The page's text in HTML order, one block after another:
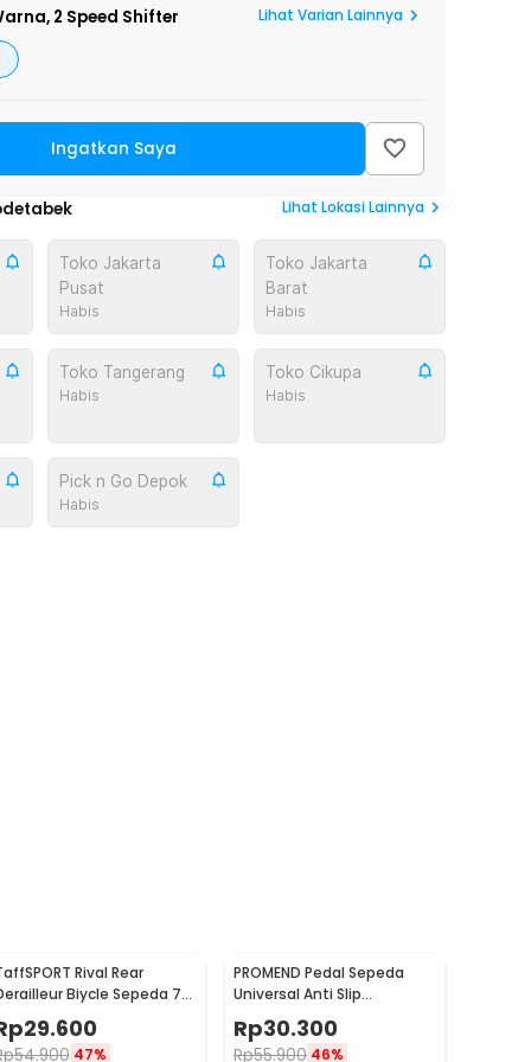
2 Speed Shifter Lihat Varian Lainnya
Ingatkan Saya
Lihat Lokasi Lainnya
Toko Jakarta
Pusat
Habis
Toko Jakarta
Barat
Habis
Toko Tangerang
Habis
Toko Cikupa
Habis
Pick n Go Depok
Habis
Rival Rear
Biycle Sepeda 7
Speed - RD-TX35
29.600
54.900 47%
PROMEND Pedal Sepeda
Universal Anti Slip
Aluminium Alloy - JT410
Rp30.300
Rp55.900 46%